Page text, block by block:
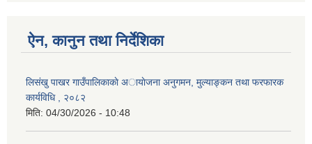
ऐन, कानुन तथा निर्देशिका
लिसंखु पाखर गाउँपालिकाकाे अायाेजना अनुगमन, मुल्याङ्कन तथा फरफारक
कार्यविधि , २०८२
मिति: 04/30/2026 - 10:48